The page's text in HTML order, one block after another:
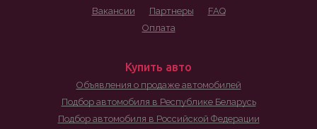
Вакансии
Партнеры
FAQ
Оплата
Купить авто
Объявления о продаже автомобилей
Подбор автомобиля в Республике Беларусь
Подбор автомобиля в Российской Федерации